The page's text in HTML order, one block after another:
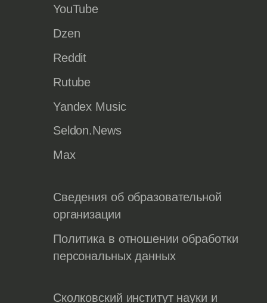
YouTube
Dzen
Reddit
Rutube
Yandex Music
Seldon.News
Max
Сведения об образовательной
организации
Политика в отношении обработки
персональных данных
Сколковский институт науки и